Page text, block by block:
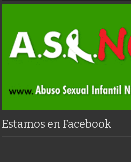
Estamos en Facebook